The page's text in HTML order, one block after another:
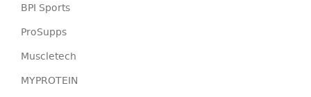
BPI Sports
ProSupps
Muscletech
MYPROTEIN